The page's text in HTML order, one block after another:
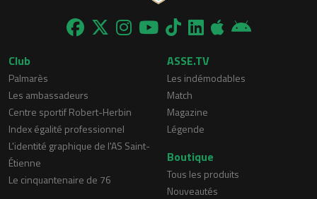
Club
Palmarès
Les ambassadeurs
Centre sportif Robert-Herbin
Index égalité professionnel
L'identité graphique de l'AS Saint-
Étienne
Le cinquantenaire de 76
ASSE.TV
Les indémodables
Match
Magazine
Légende
Boutique
Tous les produits
Nouveautés